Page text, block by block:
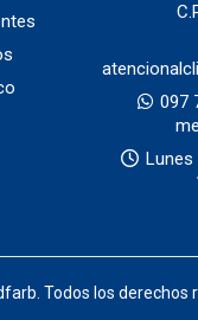
097
Lunes
Todos los derechos